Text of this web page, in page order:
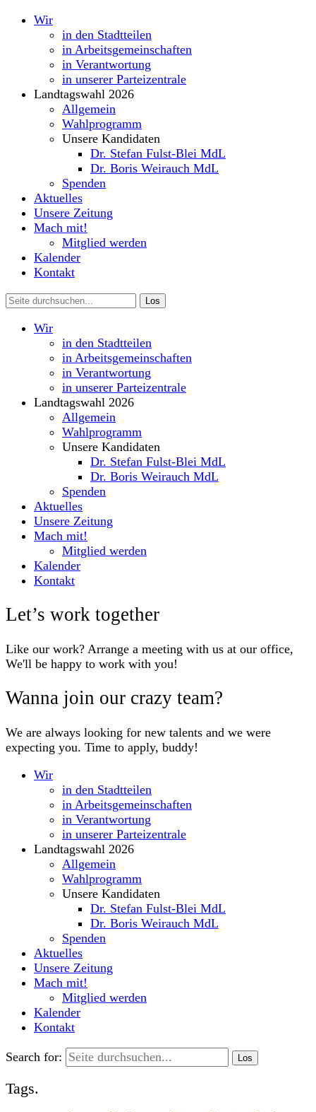
Wir
in den Stadtteilen
in Arbeitsgemeinschaften
in Verantwortung
in unserer Parteizentrale
Landtagswahl 2026
Allgemein
Wahlprogramm
Unsere Kandidaten
Dr. Stefan Fulst-Blei MdL
Dr. Boris Weirauch MdL
Spenden
Aktuelles
Unsere Zeitung
Mach mit!
Mitglied werden
Kalender
Kontakt
Wir
in den Stadtteilen
in Arbeitsgemeinschaften
in Verantwortung
in unserer Parteizentrale
Landtagswahl 2026
Allgemein
Wahlprogramm
Unsere Kandidaten
Dr. Stefan Fulst-Blei MdL
Dr. Boris Weirauch MdL
Spenden
Aktuelles
Unsere Zeitung
Mach mit!
Mitglied werden
Kalender
Kontakt
Let’s work together
Like our work? Arrange a meeting with us at our office,
We'll be happy to work with you!
Wanna join our crazy team?
We are always looking for new talents and we were
expecting you. Time to apply, buddy!
Wir
in den Stadtteilen
in Arbeitsgemeinschaften
in Verantwortung
in unserer Parteizentrale
Landtagswahl 2026
Allgemein
Wahlprogramm
Unsere Kandidaten
Dr. Stefan Fulst-Blei MdL
Dr. Boris Weirauch MdL
Spenden
Aktuelles
Unsere Zeitung
Mach mit!
Mitglied werden
Kalender
Kontakt
Search for:
Tags.